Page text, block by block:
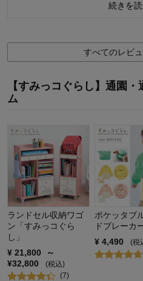
このくらいのイラストなら、大
してみると落ち着いたアイボリ
に馴染み、とてもほっこりした
子どものベッドサイドテーブルと
ッド周辺に落ちていかないのが
などを下のスペースに。
なお、段ボールの開封から棚、
児一人で出来ました。
6人が参考に
機能
使用感・使いやすさ
デザイン・色
続きを
すべてのレビ
【すみっコぐらし】通園
ム
ランドセル収納ワゴ
ン「すみっコぐら
し」
¥ 21,800
～
¥32,800
(税込)
(7)
ポケッタブ
ドブレーカ
¥ 4,490
(税